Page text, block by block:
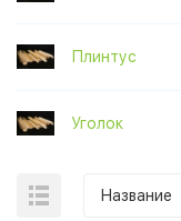
Плинтус
Уголок
Название